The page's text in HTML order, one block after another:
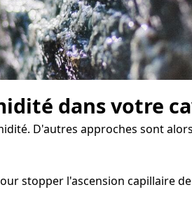
dans votre
D'autres approches sont
stopper l'ascension capillaire